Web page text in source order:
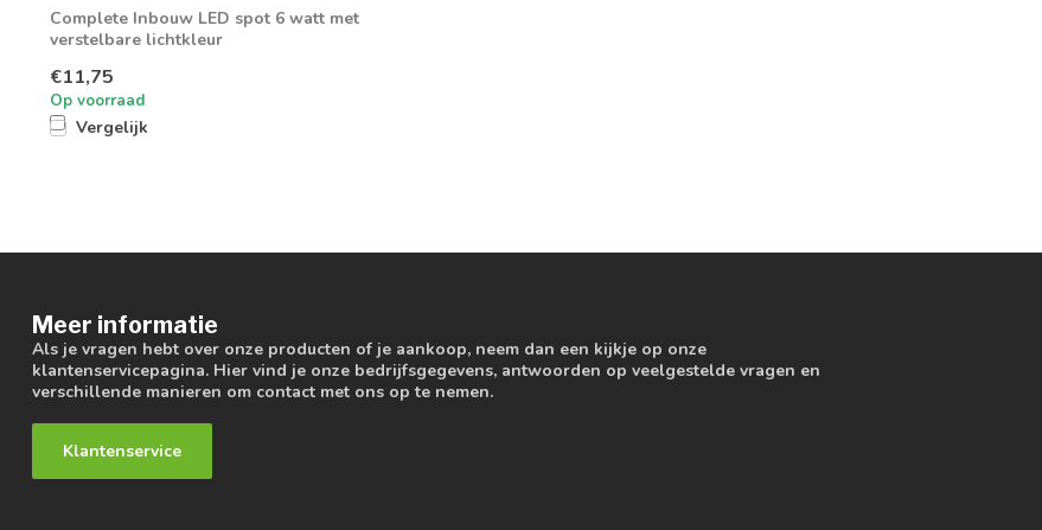
Complete Inbouw LED spot 6 watt met
verstelbare lichtkleur
€11,75
Op voorraad
Vergelijk
Meer informatie
Als je vragen hebt over onze producten of je aankoop, neem dan een kijkje op onze
klantenservicepagina. Hier vind je onze bedrijfsgegevens, antwoorden op veelgestelde vragen en
verschillende manieren om contact met ons op te nemen.
Klantenservice